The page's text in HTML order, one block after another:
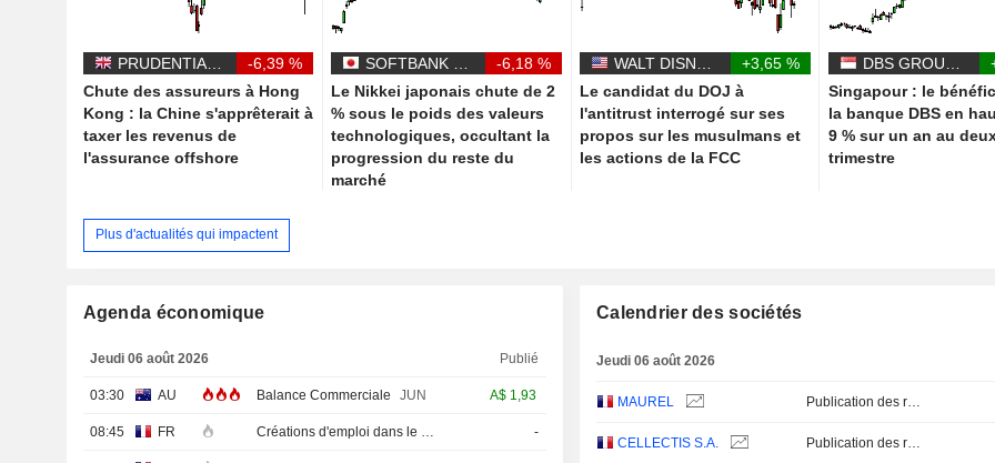
PRUDENTIAL PLC
-6,39 %
Chute des assureurs à Hong
Kong : la Chine s'apprêterait à
taxer les revenus de
l'assurance offshore
-6,18 %
Le Nikkei japonais chute de 2
% sous le poids des valeurs
technologiques, occultant la
progression du reste du
marché
+3,65 %
Le candidat du DOJ à
l'antitrust interrogé sur ses
propos sur les musulmans et
les actions de la FCC
Singapour : le
la banque DBS en
9 % sur un an au
trimestre
Plus d'actualités qui impactent
Agenda économique
Jeudi 06 août 2026 Publié
03:30 AU Balance Commerciale JUN A$ 1,93
08:45 FR Créations d'emploi dans le secteur privé non agricole (Trimestriel) -
Calendrier des sociétés
Jeudi 06 août 2026
MAUREL Publication des résultats - Q2 2026
CELLECTIS S.A. Publication des résultats - Q2 2026